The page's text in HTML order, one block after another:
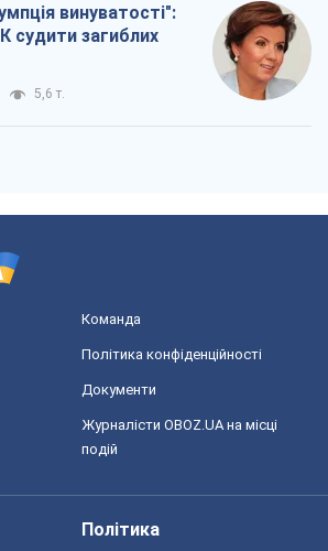
винуватості":
судити загиблих
5,6 т.
Команда
Політика конфіденційності
Документи
Журналісти OBOZ.UA на місці
подій
Політика